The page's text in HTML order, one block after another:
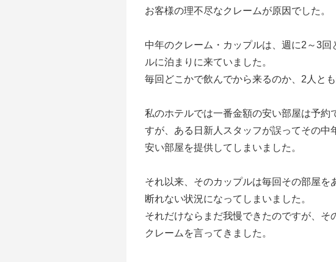
お客様の理不尽なクレームが原因でした。
中年のクレーム・カップルは、週に2～3
ルに泊まりに来ていました。
毎回どこかで飲んでから来るのか、2人と
私のホテルでは一番金額の安い部屋は予約
すが、ある日新人スタッフが誤ってその中
安い部屋を提供してしまいました。
それ以来、そのカップルは毎回その部屋を
断れない状況になってしまいました。
それだけならまだ我慢できたのですが、そ
クレームを言ってきました。